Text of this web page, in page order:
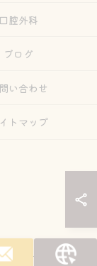
口腔外科
ブログ
い合わせ
トマップ
ク ALL RIGHTS